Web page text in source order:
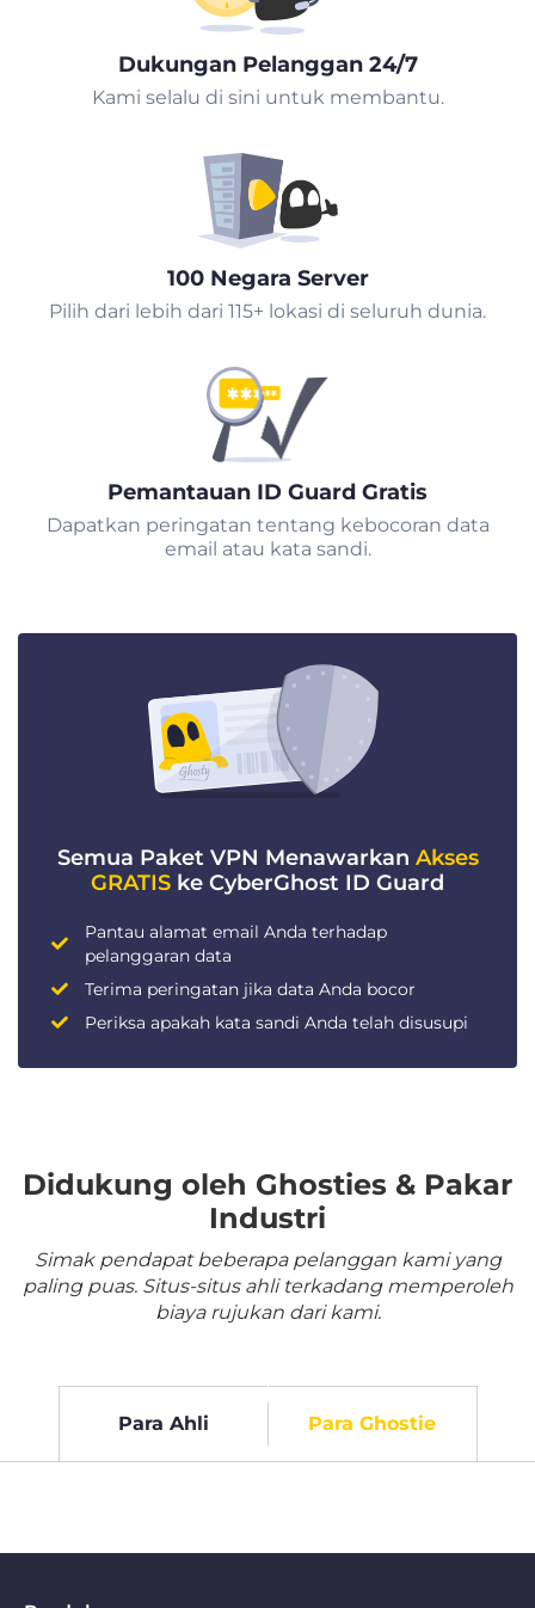
Dukungan Pelanggan 24/7
Kami selalu di sini untuk membantu.
100 Negara Server
Pilih dari lebih dari 115+ lokasi di seluruh dunia.
Pemantauan ID Guard Gratis
Dapatkan peringatan tentang kebocoran data
email atau kata sandi.
Semua Paket VPN Menawarkan Akses
GRATIS ke CyberGhost ID Guard
Pantau alamat email Anda terhadap
pelanggaran data
Terima peringatan jika data Anda bocor
Periksa apakah kata sandi Anda telah disusupi
Didukung oleh Ghosties & Pakar
Industri
Simak pendapat beberapa pelanggan kami yang
paling puas. Situs-situs ahli terkadang memperoleh
biaya rujukan dari kami.
Para Ahli Para Ghostie